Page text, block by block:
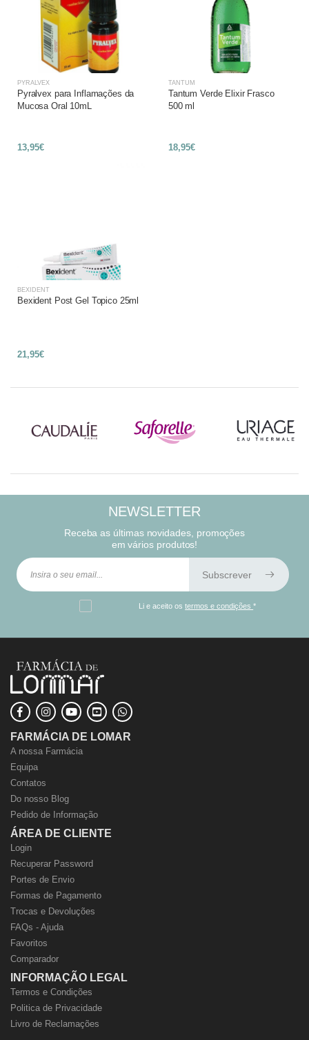
PYRALVEX
Pyralvex para Inflamações da
Mucosa Oral 10mL
13,95€
TANTUM
Tantum Verde Elixir Frasco
500 ml
18,95€
BEXIDENT
Bexident Post Gel Topico 25ml
21,95€
NEWSLETTER
Receba as últimas novidades, promoções
em vários produtos!
Subscrever
Li e aceito ostermos e condições*
FARMÁCIA DE LOMAR
A nossa Farmácia
Equipa
Contatos
Do nosso Blog
Pedido de Informação
ÁREA DE CLIENTE
Login
Recuperar Password
Portes de Envio
Formas de Pagamento
Trocas e Devoluções
FAQs - Ajuda
Favoritos
Comparador
INFORMAÇÃO LEGAL
Termos e Condições
Politica de Privacidade
Livro de Reclamações